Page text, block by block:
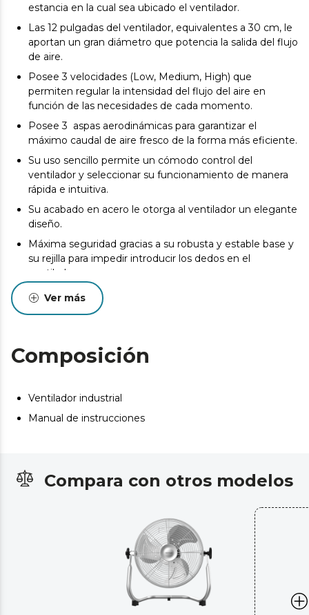
estancia en la cual sea ubicado el ventilador.
Las 12 pulgadas del ventilador, equivalentes a 30 cm, le
aportan un gran diámetro que potencia la salida del flujo
de aire.
Posee 3 velocidades (Low, Medium, High) que
permiten regular la intensidad del flujo del aire en
función de las necesidades de cada momento.
Posee 3 aspas aerodinámicas para garantizar el
máximo caudal de aire fresco de la forma más eficiente.
Su uso sencillo permite un cómodo control del
ventilador y seleccionar su funcionamiento de manera
rápida e intuitiva.
Su acabado en acero le otorga al ventilador un elegante
diseño.
Máxima seguridad gracias a su robusta y estable base y
su rejilla para impedir introducir los dedos en el
ventilador.
Ver más
Composición
Ventilador industrial
Manual de instrucciones
Compara con otros modelos